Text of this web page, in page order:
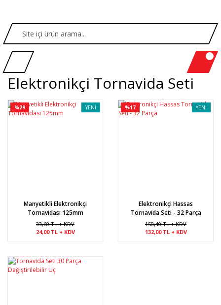
Elektronikçi Tornavida Seti
%29 YENİ
Manyetikli Elektronikçi
Tornavidası 125mm
33,60 TL + KDV
24,00 TL + KDV
%17 YENİ
Elektronikçi Hassas
Tornavida Seti - 32 Parça
158,40 TL + KDV
132,00 TL + KDV